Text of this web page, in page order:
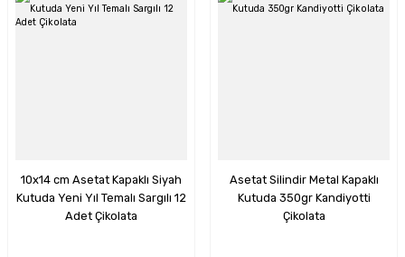
10x14 cm Asetat Kapaklı Siyah
Kutuda Yeni Yıl Temalı Sargılı 12
Adet Çikolata
Asetat Silindir Metal Kapaklı
Kutuda 350gr Kandiyotti
Çikolata